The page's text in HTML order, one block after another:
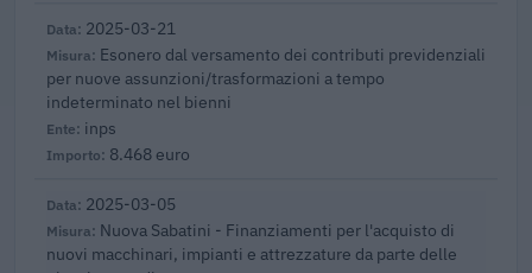
2025-03-21
Esonero dal versamento dei contributi previdenziali
per nuove assunzioni/trasformazioni a tempo
indeterminato nel bienni
inps
8.468 euro
2025-03-05
Nuova Sabatini - Finanziamenti per l'acquisto di
nuovi macchinari, impianti e attrezzature da parte delle